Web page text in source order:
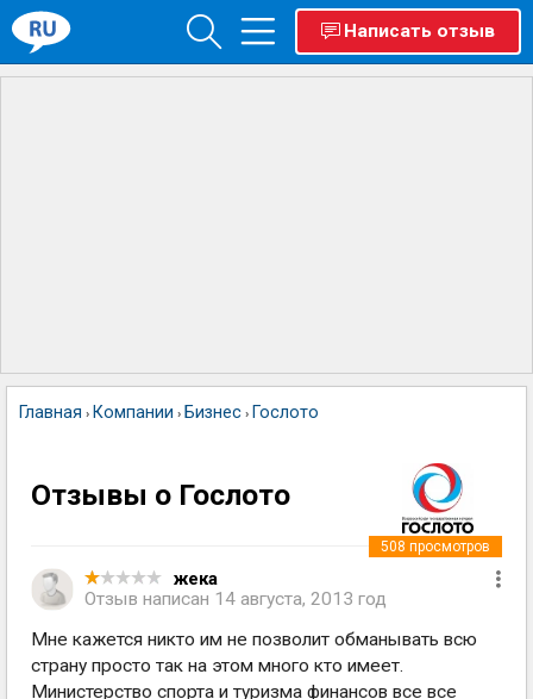
Написать отзыв
Главная › Компании › Бизнес › Гослото
Отзывы о Гослото
жека
Отзыв написан 14 августа, 2013 год
508 просмотров
Мне кажется никто им не позволит обманывать всю
страну просто так на этом много кто имеет.
Министерство спорта и туризма финансов все все